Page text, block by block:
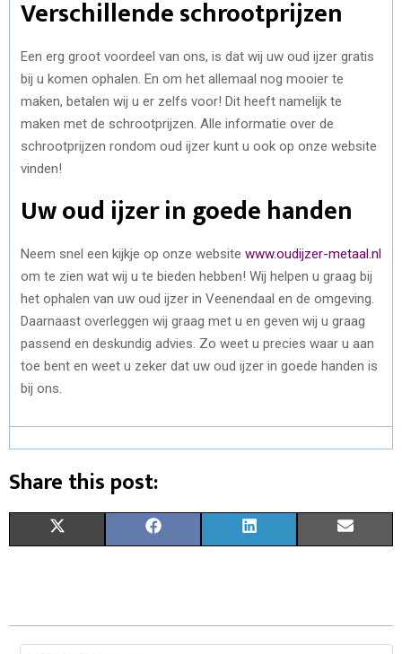
Verschillende schrootprijzen
Een erg groot voordeel van ons, is dat wij uw oud ijzer gratis
bij u komen ophalen. En om het allemaal nog mooier te
maken, betalen wij u er zelfs voor! Dit heeft namelijk te
maken met de schrootprijzen. Alle informatie over de
schrootprijzen rondom oud ijzer kunt u ook op onze website
vinden!
Uw oud ijzer in goede handen
Neem snel een kijkje op onze website www.oudijzer-metaal.nl
om te zien wat wij u te bieden hebben! Wij helpen u graag bij
het ophalen van uw oud ijzer in Veenendaal en de omgeving.
Daarnaast overleggen wij graag met u en geven wij u graag
passend en deskundig advies. Zo weet u precies waar u aan
toe bent en weet u zeker dat uw oud ijzer in goede handen is
bij ons.
Share this post:
R
W R
E R
K R
I